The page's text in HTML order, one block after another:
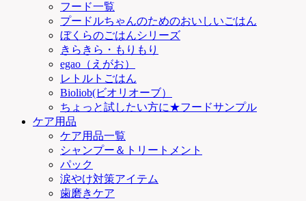
フード一覧
プードルちゃんのためのおいしいごはん
ぼくらのごはんシリーズ
きらきら・もりもり
egao（えがお）
レトルトごはん
Bioliob(ビオリオーブ）
ちょっと試したい方に★フードサンプル
ケア用品
ケア用品一覧
シャンプー＆トリートメント
パック
涙やけ対策アイテム
歯磨きケア